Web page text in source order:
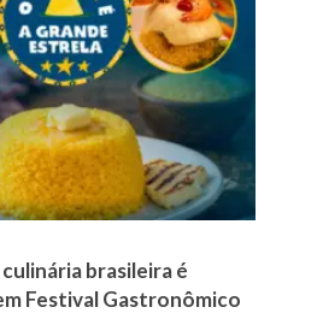
brasileira é
Festival Gastronômico